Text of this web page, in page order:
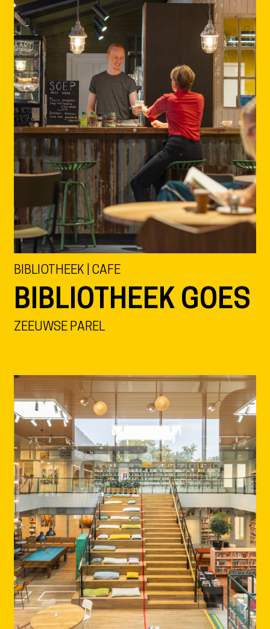
BIBLIOTHEEK | CAFE
BIBLIOTHEEK GOES
ZEEUWSE PAREL